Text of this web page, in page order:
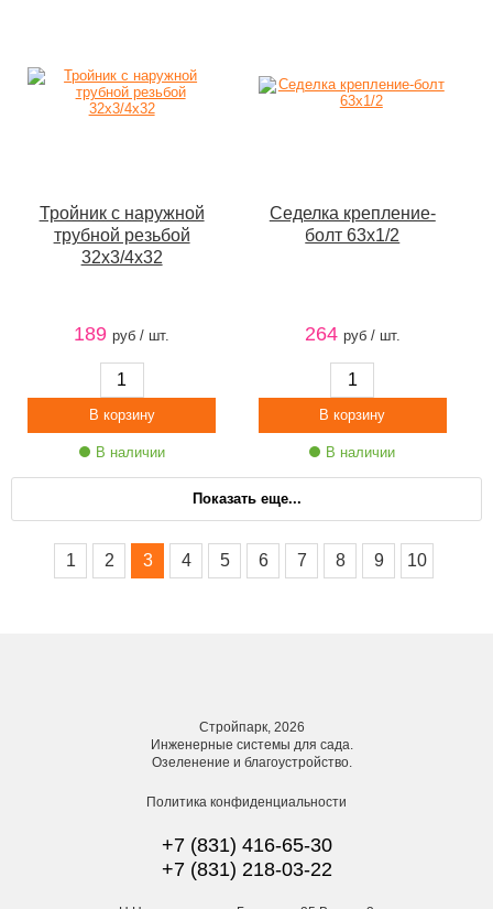
Тройник с наружной
трубной резьбой
32х3/4х32
189 руб / шт.
В наличии
Седелка крепление-
болт 63х1/2
264 руб / шт.
В наличии
Показать еще...
1 2 3 4 5 6 7 8 9 10
Стройпарк, 2026
Инженерные системы для сада.
Озеленение и благоустройство.
Политика конфиденциальности
+7 (831) 416-65-30
+7 (831) 218-03-22